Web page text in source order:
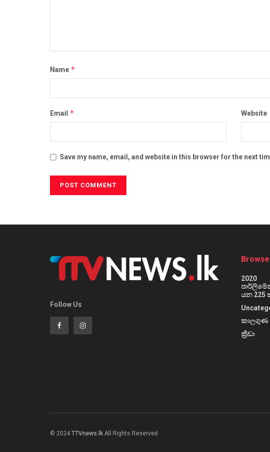
Name *
Email * Website
Save my name, email, and website in this browser for the next
Follow Us
2020
යන 225
කාලගුණ
ක්‍රීඩා
© 2024 TTVnews.lk All Rights Reserved